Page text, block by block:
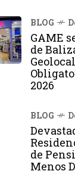
BLOG
GAME
de
2026
BLOG
de
Menos